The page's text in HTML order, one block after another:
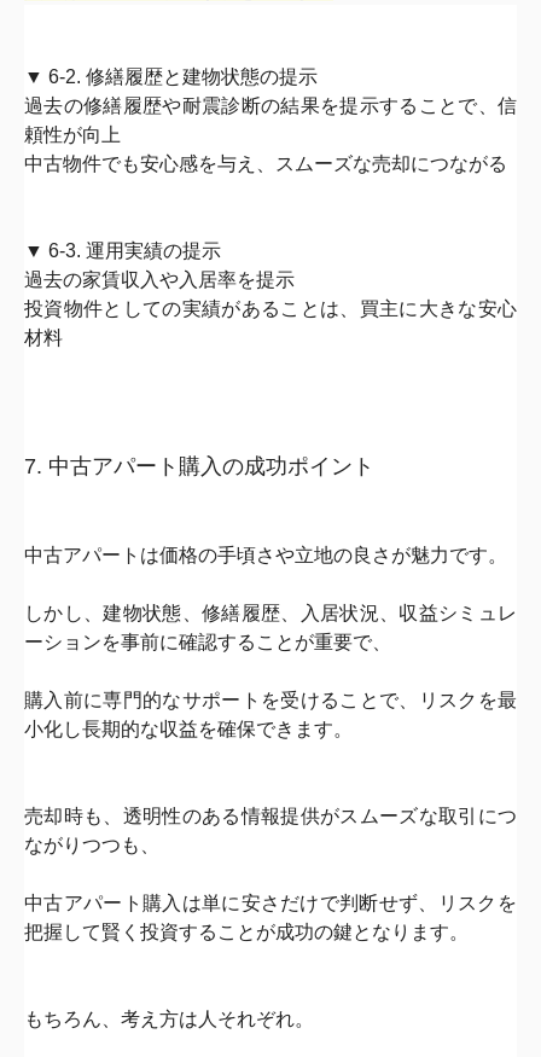
▼ 6-2. 修繕履歴と建物状態の提示
過去の修繕履歴や耐震診断の結果を提示することで、 信
頼性が向上
中古物件でも安心感を与え、スムーズな売却につながる
▼ 6-3. 運用実績の提示
過去の家賃収入や入居率を提示
投資物件としての実績があることは、買主に大きな安心
材料
7. 中古アパート購入の成功ポイント
中古アパートは価格の手頃さや立地の良さ が魅力です。
しかし、建物状態、修繕履歴、入居状況、収益シミュレ
ーションを事前に確認することが重要で、
購入前に専門的なサポートを受けることで、
リスクを最
小化し長期的な収益を確保できます。
売却時も、透明性のある情報提供がスムーズな取引につ
ながりつつも、
中古アパート購入は単に安さだけで判断せず、
リスクを
把握して賢く投資すること が成功の鍵となります。
もちろん、考え方は人それぞれ。